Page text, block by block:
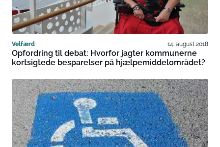
Velfærd 14. august 2018
Opfordring til debat: Hvorfor jagter kommunerne
kortsigtede besparelser på hjælpemiddelområdet?